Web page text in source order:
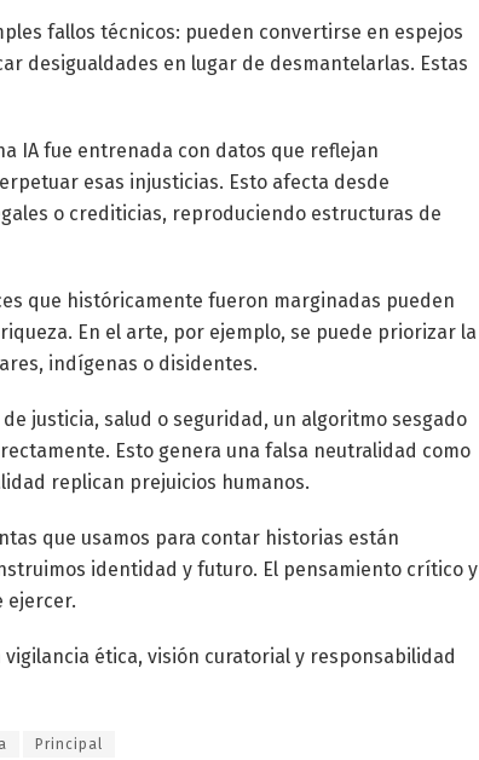
fallos técnicos: pueden convertirse en espejos
desigualdades en lugar de desmantelarlas. Estas
IA fue entrenada con datos que reflejan
esas injusticias. Esto afecta desde
o crediticias, reproduciendo estructuras de
que históricamente fueron marginadas pueden
En el arte, por ejemplo, se puede priorizar la
indígenas o disidentes.
justicia, salud o seguridad, un algoritmo sesgado
Esto genera una falsa neutralidad como
replican prejuicios humanos.
que usamos para contar historias están
identidad y futuro. El pensamiento crítico y
ejercer.
ética, visión curatorial y responsabilidad
Principal